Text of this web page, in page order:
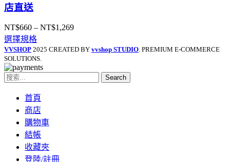
店直送
NT$660 – NT$1,269價
範
選擇規格
VVSHOP 2025 CREATED BY vvshop STUDIO . PREMIUM E-COMMERCE
SOLUTIONS.
Search
首頁
商店
購物車
結帳
收藏夾
登陸/註冊